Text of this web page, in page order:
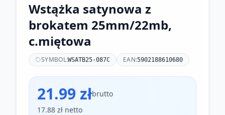
Wstążka satynowa z
brokatem 25mm/22mb,
c.miętowa
SYMBOL:WSATB25-087C EAN:5902188610680
21.99 złbrutto
17.88 zł netto